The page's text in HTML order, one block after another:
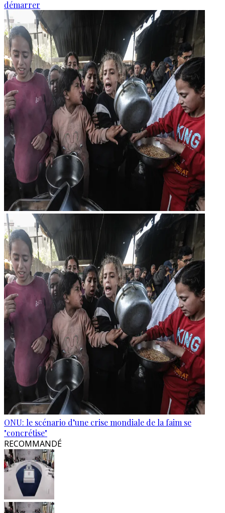
démarrer
ONU: le scénario d’une crise mondiale de la faim se
"concrétise"
RECOMMANDÉ